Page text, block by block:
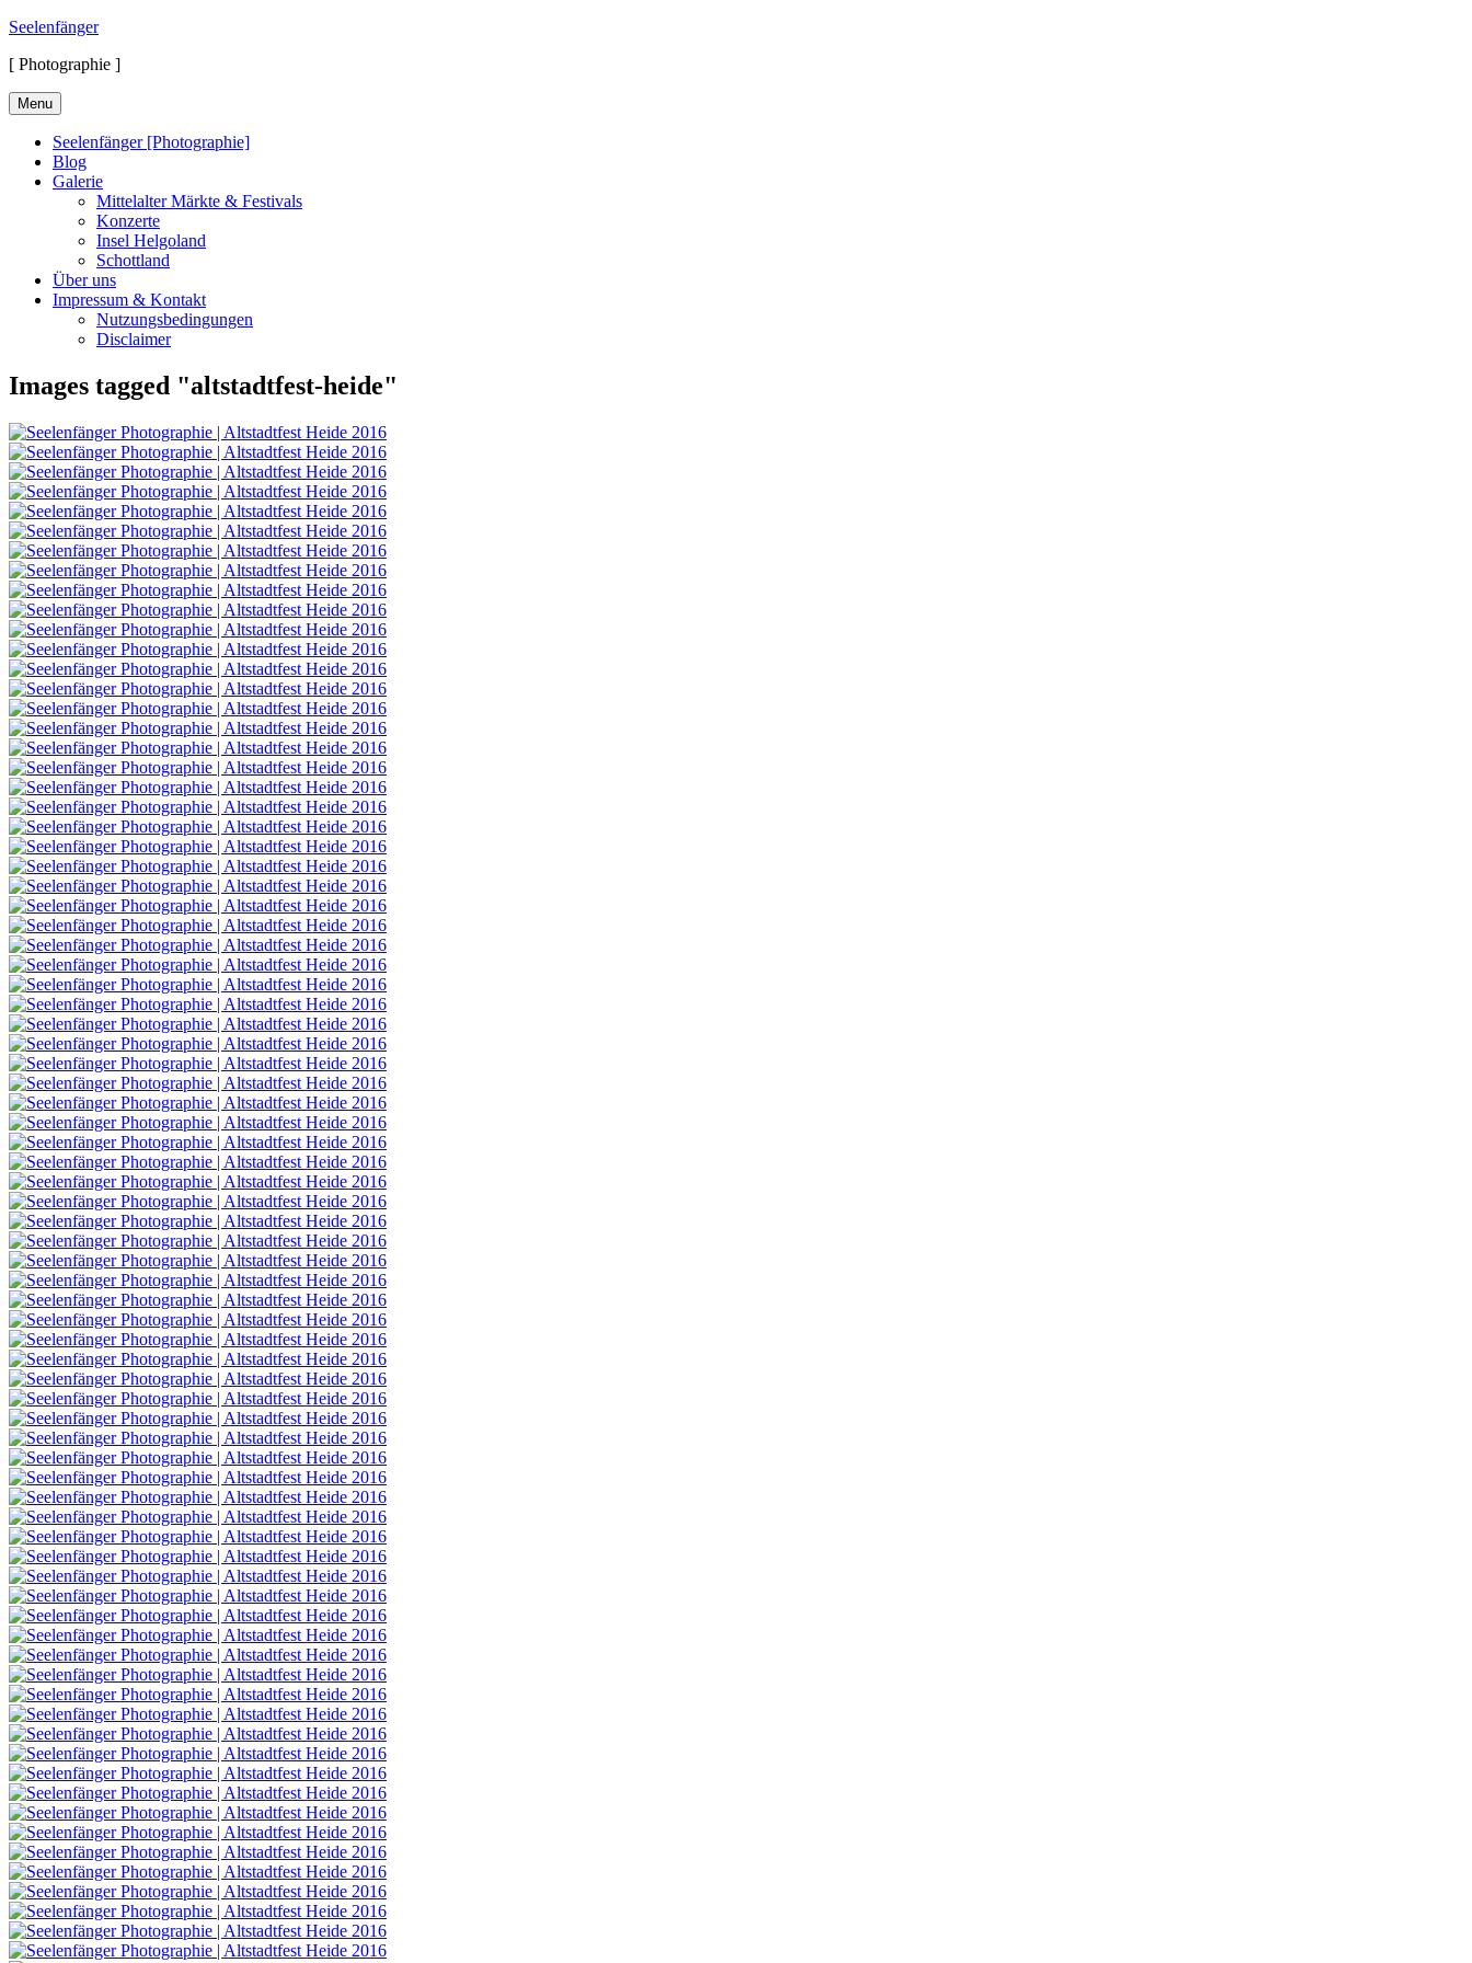
Skip
content
Seelenfänger
[ Photographie ]
Menu
Seelenfänger [Photographie]
Blog
Galerie
Mittelalter Märkte & Festivals
Konzerte
Insel Helgoland
Schottland
Über uns
Impressum & Kontakt
Nutzungsbedingungen
Disclaimer
Images tagged "altstadtfest-heide"